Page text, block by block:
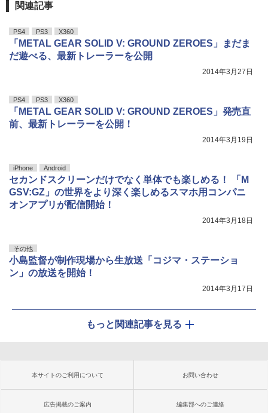
関連記事
PS4 PS3 X360
「METAL GEAR SOLID V: GROUND ZEROES」まだま
だ遊べる、最新トレーラーを公開
2014年3月27日
PS4 PS3 X360
「METAL GEAR SOLID V: GROUND ZEROES」発売直
前、最新トレーラーを公開！
2014年3月19日
iPhone Android
セカンドスクリーンだけでなく単体でも楽しめる！ 「M
GSV:GZ」の世界をより深く楽しめるスマホ用コンパニ
オンアプリが配信開始！
2014年3月18日
その他
小島監督が制作現場から生放送「コジマ・ステーショ
ン」の放送を開始！
2014年3月17日
もっと関連記事を見る
本サイトのご利用について お問い合わせ
広告掲載のご案内 編集部へのご連絡